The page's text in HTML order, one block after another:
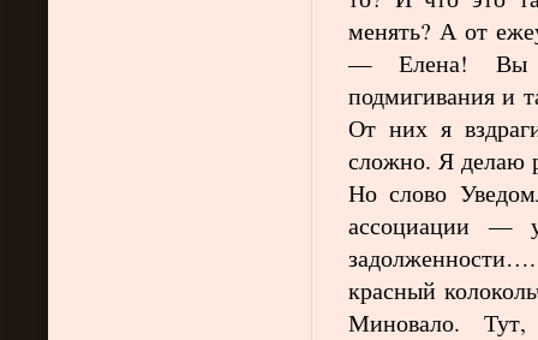
менять? А от
— Елена! Вы
подмигивания и
От них я
сложно. Я делаю
Но слово
ассоциации —
красный
Миновало.